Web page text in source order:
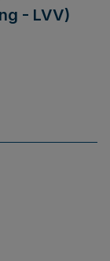
- LVV)